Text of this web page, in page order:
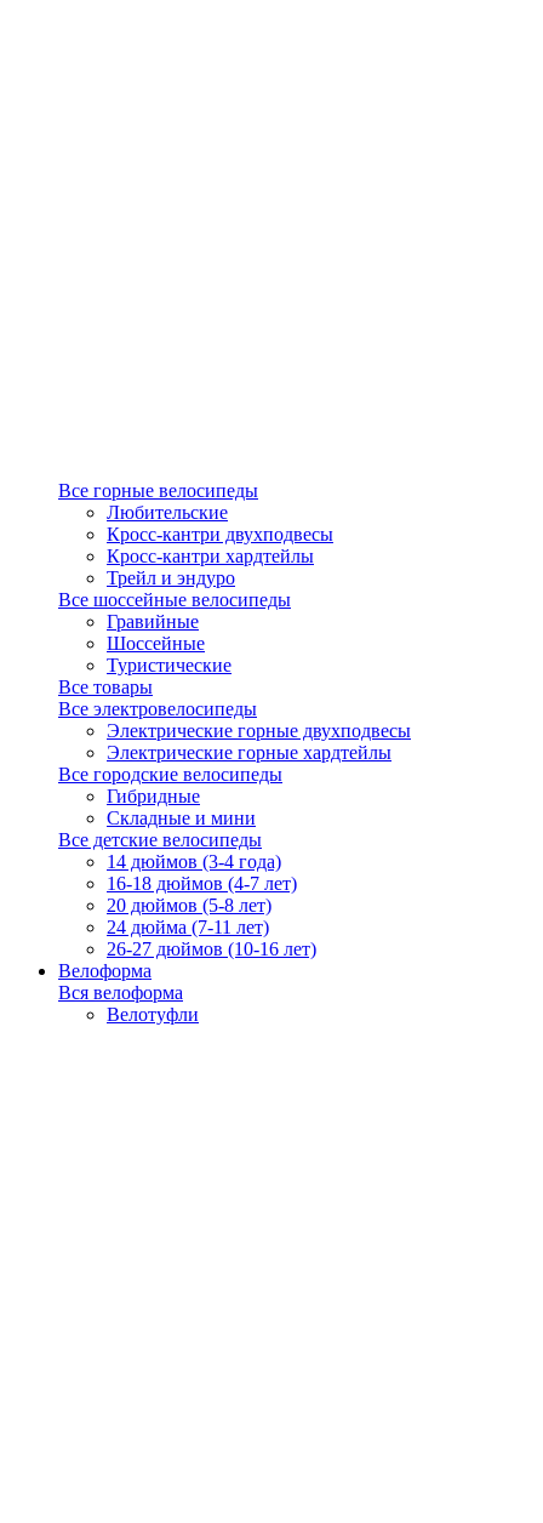
Все горные велосипеды
Любительские
Кросс-кантри двухподвесы
Кросс-кантри хардтейлы
Трейл и эндуро
Все шоссейные велосипеды
Гравийные
Шоссейные
Туристические
Все товары
Все электровелосипеды
Электрические горные двухподвесы
Электрические горные хардтейлы
Все городские велосипеды
Гибридные
Складные и мини
Все детские велосипеды
14 дюймов (3-4 года)
16-18 дюймов (4-7 лет)
20 дюймов (5-8 лет)
24 дюйма (7-11 лет)
26-27 дюймов (10-16 лет)
Велоформа
Вся велоформа
Велотуфли